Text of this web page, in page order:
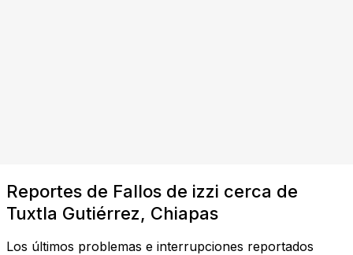
Reportes de Fallos de izzi cerca de
Tuxtla Gutiérrez, Chiapas
Los últimos problemas e interrupciones reportados